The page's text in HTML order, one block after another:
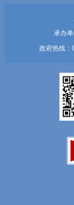
承办
政府热线